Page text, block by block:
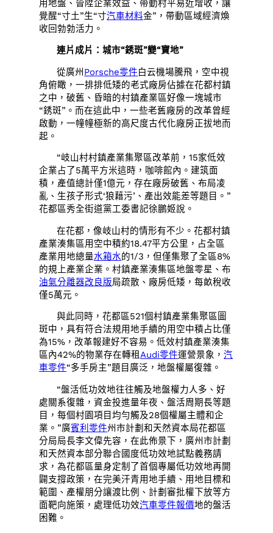
用地盤、晉陞企業效益、帶動村平易近增收，讓
覺醒“寸土”生“寸汽車材料金”，帶動區域經濟煥
收回勃勃活力。
連片成片：城市“銹斑”變“寶地”
從廣州 Porsche零件白云機場騰飛，空中視
角俯瞰，一排排低矮的老式廠房佔據在花都村鎮
之中，破舊、昏暗的村鎮產業區好像一塊城市
“銹斑”。而在這此中，一些老舊廠房的改革曾經
啟動，一幢幢極新的高尺度古代化廠房正拔地而
起。
“岐山村村鎮產業集聚區改革前，15家低效
企業占了5萬平方米這時，咖啡館內。建筑面
積，產值總計僅1億元，存在廠房破舊、布局凌
亂、生孩子形式‘狼藉污’、產出效能差等題目。”
花都區秀全街道黨工委書記徐鵬姬說。
在花都，像岐山村的情形有不少。花都村鎮
產業湊集區用空中積約18.47平方公里，占全區
產業用地總量水箱水的1/3，但僅集聚了全區8%
的規上產業企業。村鎮產業湊集區地盤零星、布
油氣分離器改良版局疏散、廠房低矮，每畝稅收
僅5萬元。
與此同時，花都區521個村鎮產業集聚區圖
斑中，具有符合法規用地手續的用空中積占比僅
為15%，改革報建好不容易。低效村鎮產業湊集
區內42%的物業存在轉租Audi零件運營景象，汽
車零件“多手房主”題目廣泛，地盤權屬復雜。
“盤活低功效地往往觸及地盤權力人多、好
處關系復雜，資金投進量年夜、盤活周期長等題
目，每個村園項目均勻觸及28個權屬主體和企
業。”廣賓利零件州市計劃和天然資本局花都區
分局局長李文偉先容，在此佈景下，廣州市計劃
和天然資本部分聯合國度低功效地試點義務請
求，為花都區量身定制了首個專屬低功效地再開
闢支撐政策，在完美汗青用地手續、用地目標和
範圍、產權朋分讓渡比例、計劃審批權下放等方
面靶向施策，處理低功效汽車零件報價地的盤活
困難。